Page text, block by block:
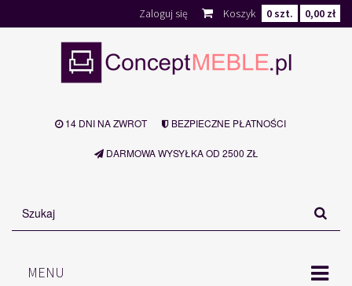
Koszyk 0szt. 0,00 zł
Zaloguj się
14 DNI NA ZWROT BEZPIECZNE PŁATNOŚCI
DARMOWA WYSYŁKA OD 2500 ZŁ
MENU